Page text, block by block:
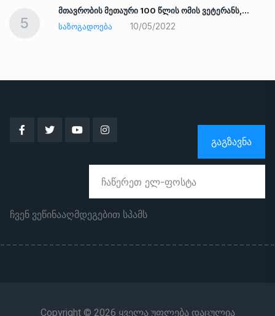
5
მთავრობის მეთაური 100 წლის ომის ვეტერანს,…
ᲡᲐᲖᲝᲒᲐᲓᲝᲔᲑᲐ
10/05/2022
ᲒᲐᲒᲖᲐᲕᲜᲐ
ჩვენ ვეწინააღმდეგებით სპამს